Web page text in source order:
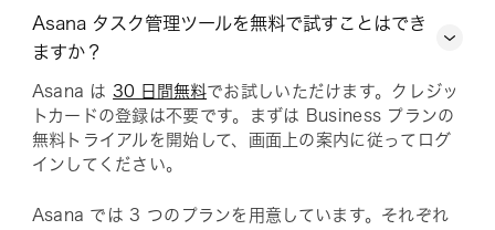
Asana タスク管理ツールを無料で試すことはでき
ますか？
Asana は30 日間無料でお試しいただけます。クレジッ
トカードの登録は不要です。まずは Business プランの
無料トライアルを開始して、画面上の案内に従ってログ
インしてください。
Asana では 3 つのプランを用意しています。それぞれ